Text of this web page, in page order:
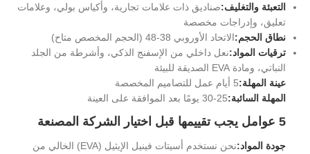
التعبئة والتغليف:صناديق ذات علامات تجارية، وأكياس بولي، وعلامات
تعليق، وإدراجات مخصصة
نطاق الحجم:الاتحاد الأوروبي 38-48 (الحجم المخصص متاح)
ترقيات المواد:نعل داخلي من الإسفنج الذكي، وأشرطة من الجلد
النباتي، ومادة EVA الصديقة للبيئة
عينة المهلة:5 أيام عمل للتصاميم المخصصة
المهلة السائبة:25-30 يومًا بعد الموافقة على العينة
5 عوامل يجب تقييمها قبل اختيار الشركة المصنعة
جودة المواد:
نحن نستخدم أسيتات فينيل الإيثيل (EVA) الخالي من